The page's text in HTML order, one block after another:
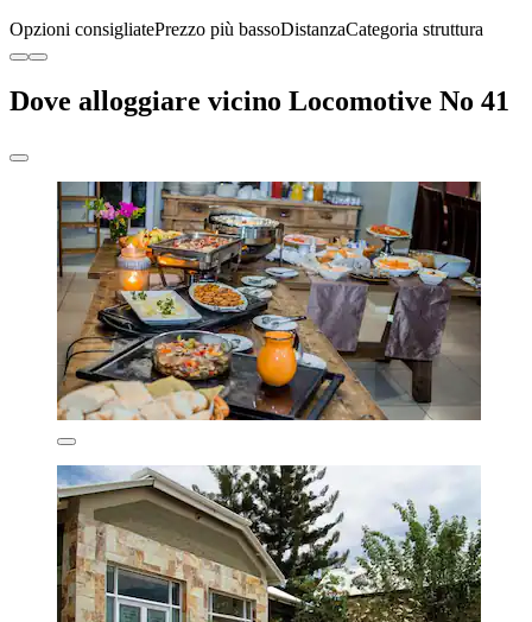
Opzioni consigliatePrezzo più bassoDistanzaCategoria struttura
Dove alloggiare vicino Locomotive No 41